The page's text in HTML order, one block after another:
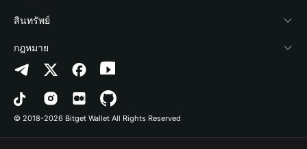
ศูนย์ช่วยเหลือ
ติดต่อเรา
ทรัพยากรข้อมูลของแบรนด์
อาชีพ
Crypto Swap API
Altcoin Season Index
Prediction Markets
DApp
Bitget Wallet Pay
ลิสต์โปรเจกต์
เทคโนโลยีความปลอดภัย
ซื้อคริปโต
การตรวจจับการอนุญาต
การตรวจจับสัญญา
การโอนเป็นชุด
สินทรัพย์
Arbitrum
Avalanche
Bitcoin
กฎหมาย
นโยบายความเป็นส่วนตัว
ข้อตกลงในการใช้บริการ
© 2018-2026 Bitget Wallet All Rights Reserved